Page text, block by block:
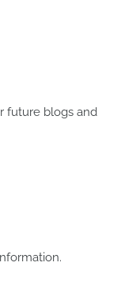
future blogs and